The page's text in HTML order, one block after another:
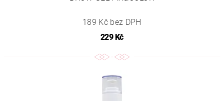
189 Kč bez DPH
229 Kč